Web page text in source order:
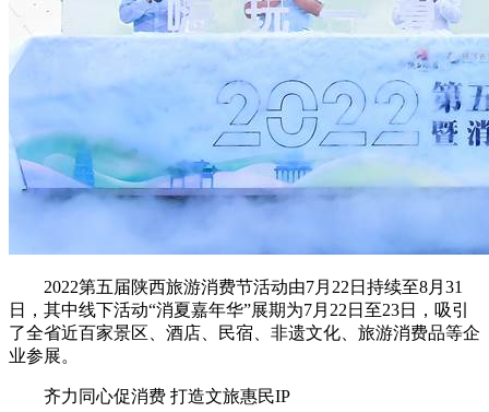
2022第五届陕西旅游消费节活动由7月22日持续至8月31
日，其中线下活动“消夏嘉年华”展期为7月22日至23日，吸引
了全省近百家景区、酒店、民宿、非遗文化、旅游消费品等企
业参展。
齐力同心促消费 打造文旅惠民IP